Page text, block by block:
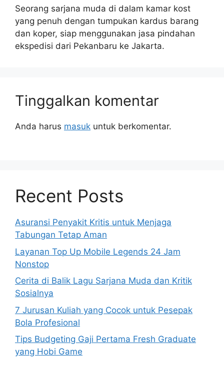
Seorang sarjana muda di dalam kamar kost
yang penuh dengan tumpukan kardus barang
dan koper, siap menggunakan jasa pindahan
ekspedisi dari Pekanbaru ke Jakarta.
Tinggalkan komentar
Anda harus masuk untuk berkomentar.
Recent Posts
Asuransi Penyakit Kritis untuk Menjaga
Tabungan Tetap Aman
Layanan Top Up Mobile Legends 24 Jam
Nonstop
Cerita di Balik Lagu Sarjana Muda dan Kritik
Sosialnya
7 Jurusan Kuliah yang Cocok untuk Pesepak
Bola Profesional
Tips Budgeting Gaji Pertama Fresh Graduate
yang Hobi Game